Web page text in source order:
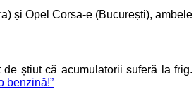
și Opel Corsa-e (București),
știut că acumulatorii suferă la
benzină!”